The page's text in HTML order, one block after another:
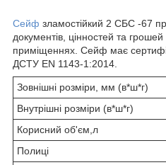
Сейф зламостійкий 2 СБС -67
документів, цінностей та
приміщеннях. Сейф має
ДСТУ EN 1143-1:2014.
Зовнішні розміри, мм (в*ш*г)
Внутрішні розміри (в*ш*г)
Корисний об'єм,л
Полиці